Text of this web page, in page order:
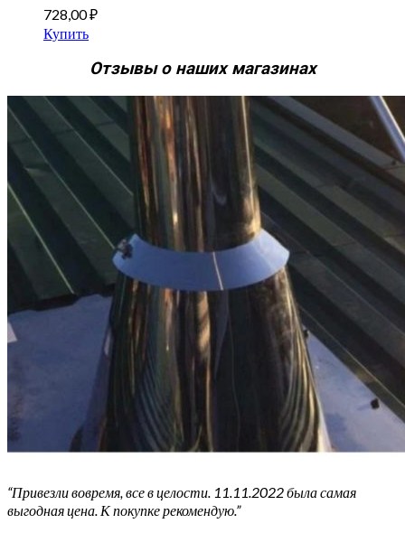
728,00₽
Купить
Отзывы о наших магазинах
“Привезли вовремя, все в целости. 11.11.2022 была самая
выгодная цена. К покупке рекомендую.”